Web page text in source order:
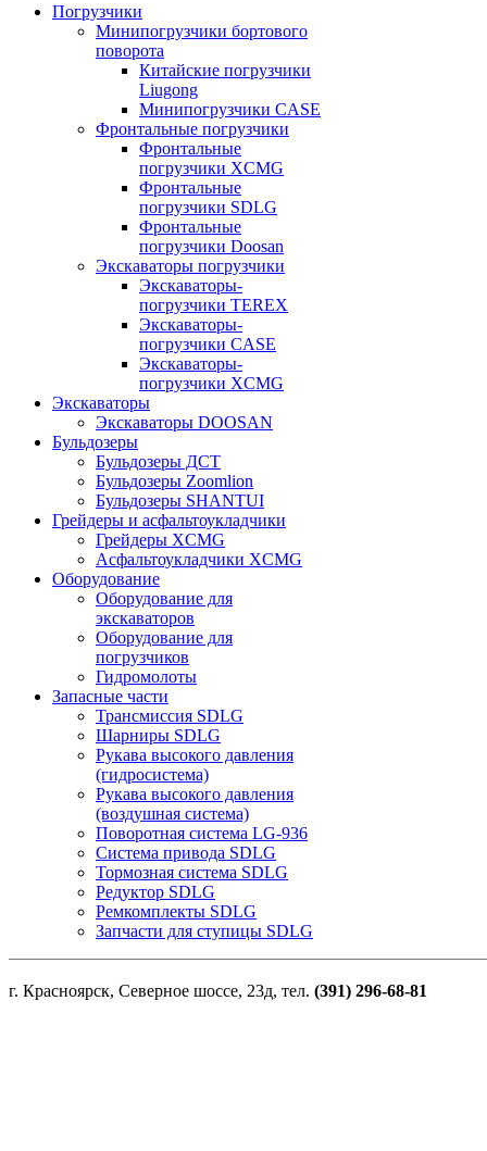
Погрузчики
Минипогрузчики бортового
поворота
Китайские погрузчики
Liugong
Минипогрузчики CASE
Фронтальные погрузчики
Фронтальные
погрузчики XCMG
Фронтальные
погрузчики SDLG
Фронтальные
погрузчики Doosan
Экскаваторы погрузчики
Экскаваторы-
погрузчики TEREX
Экскаваторы-
погрузчики CASE
Экскаваторы-
погрузчики XCMG
Экскаваторы
Экскаваторы DOOSAN
Бульдозеры
Бульдозеры ДСТ
Бульдозеры Zoomlion
Бульдозеры SHANTUI
Грейдеры и асфальтоукладчики
Грейдеры XCMG
Асфальтоукладчики XCMG
Оборудование
Оборудование для
экскаваторов
Оборудование для
погрузчиков
Гидромолоты
Запасные части
Трансмиссия SDLG
Шарниры SDLG
Рукава высокого давления
(гидросистема)
Рукава высокого давления
(воздушная система)
Поворотная система LG-936
Система привода SDLG
Тормозная система SDLG
Редуктор SDLG
Ремкомплекты SDLG
Запчасти для ступицы SDLG
г. Красноярск, Северное шоссе, 23д, тел. (391) 296-68-81